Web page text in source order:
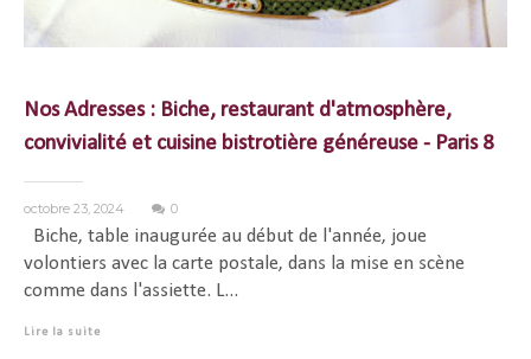
Nos Adresses : Biche, restaurant d'atmosphère,
convivialité et cuisine bistrotière généreuse - Paris 8
octobre 23, 2024 0
Biche, table inaugurée au début de l'année, joue
volontiers avec la carte postale, dans la mise en scène
comme dans l'assiette. L...
Lire la suite